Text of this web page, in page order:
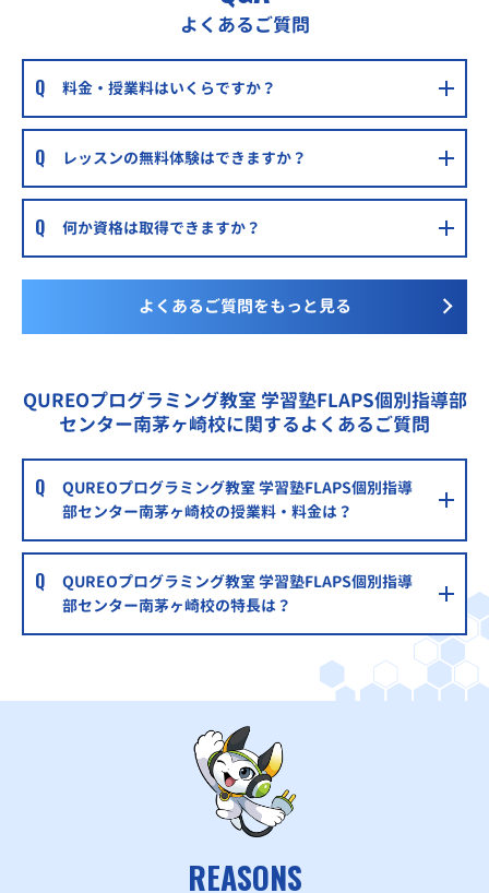
京進の個別指導スクール・ワンセンター北教室
横浜市営地下鉄 センター北駅 徒歩2分
横浜市営地下鉄 センター北駅直結
よくあるご質問
料金・授業料はいくらですか？
レッスンの無料体験はできますか？
何か資格は取得できますか？
よくあるご質問をもっと見る
QUREOプログラミング教室 学習塾FLAPS個別指導部
センター南茅ヶ崎校に関するよくあるご質問
QUREOプログラミング教室 学習塾FLAPS個別指導
部センター南茅ヶ崎校の授業料・料金は？
QUREOプログラミング教室 学習塾FLAPS個別指導
部センター南茅ヶ崎校の特長は？
REASONS